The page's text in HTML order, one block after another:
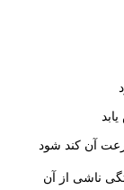
آن کند شود
ناشی از آن